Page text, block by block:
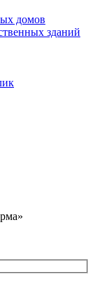
домов
зданий